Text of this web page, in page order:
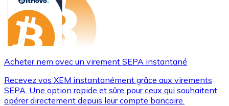
Acheter nem avec un virement SEPA instantané
Recevez vos XEM instantanément grâce aux virements
SEPA. Une option rapide et sûre pour ceux qui souhaitent
opérer directement depuis leur compte bancaire.